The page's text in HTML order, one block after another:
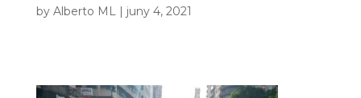
by Alberto ML| juny 4, 2021